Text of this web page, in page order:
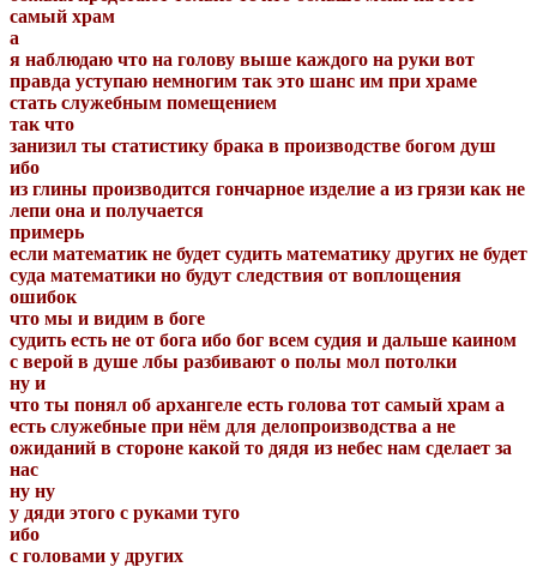
самый храм
а
я наблюдаю что на голову выше каждого на руки вот
правда уступаю немногим так это шанс им при храме
стать служебным помещением
так что
занизил ты статистику брака в производстве богом душ
ибо
из глины производится гончарное изделие а из грязи как не
лепи она и получается
примерь
если математик не будет судить математику других не будет
суда математики но будут следствия от воплощения
ошибок
что мы и видим в боге
судить есть не от бога ибо бог всем судия и дальше каином
с верой в душе лбы разбивают о полы мол потолки
ну и
что ты понял об архангеле есть голова тот самый храм а
есть служебные при нём для делопроизводства а не
ожиданий в стороне какой то дядя из небес нам сделает за
нас
ну ну
у дяди этого с руками туго
ибо
с головами у других